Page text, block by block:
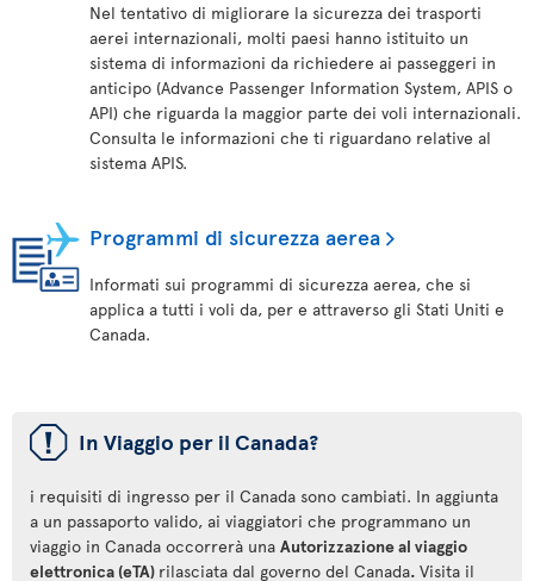
Nel tentativo di migliorare la sicurezza dei trasporti
aerei internazionali, molti paesi hanno istituito un
sistema di informazioni da richiedere ai passeggeri in
anticipo (Advance Passenger Information System, APIS o
API) che riguarda la maggior parte dei voli internazionali.
Consulta le informazioni che ti riguardano relative al
sistema APIS.
Programmi di sicurezza aerea
Informati sui programmi di sicurezza aerea, che si
applica a tutti i voli da, per e attraverso gli Stati Uniti e
Canada.
ü In Viaggio per il Canada?
i requisiti di ingresso per il Canada sono cambiati. In aggiunta
a un passaporto valido, ai viaggiatori che programmano un
viaggio in Canada occorrerà una Autorizzazione al viaggio
elettronica (eTA) rilasciata dal governo del Canada. Visita il